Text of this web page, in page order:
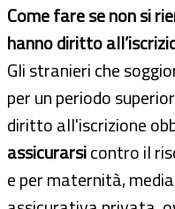
Come fare se non si
hanno diritto
Gli stranieri che
per un periodo
diritto all'iscrizione
assicurarsicontro il
e per maternità,